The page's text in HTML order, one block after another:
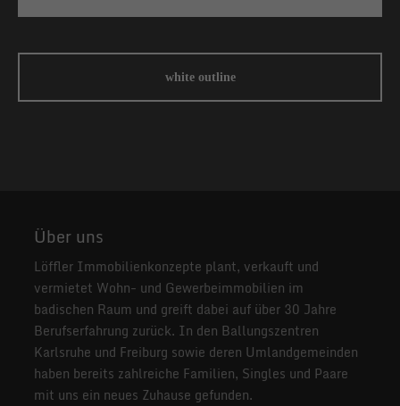
white outline
Über uns
Löffler Immobilienkonzepte plant, verkauft und
vermietet Wohn- und Gewerbeimmobilien im
badischen Raum und greift dabei auf über 30 Jahre
Berufserfahrung zurück. In den Ballungszentren
Karlsruhe und Freiburg sowie deren Umlandgemeinden
haben bereits zahlreiche Familien, Singles und Paare
mit uns ein neues Zuhause gefunden.